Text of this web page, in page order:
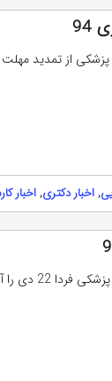
از تمدید مهلت
,اخبار دکتری,اخبار
رئیس مرکز